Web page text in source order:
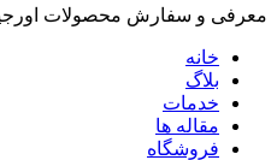
معرفی و سفارش محصولات
خانه
بلاگ
خدمات
مقاله ها
فروشگاه